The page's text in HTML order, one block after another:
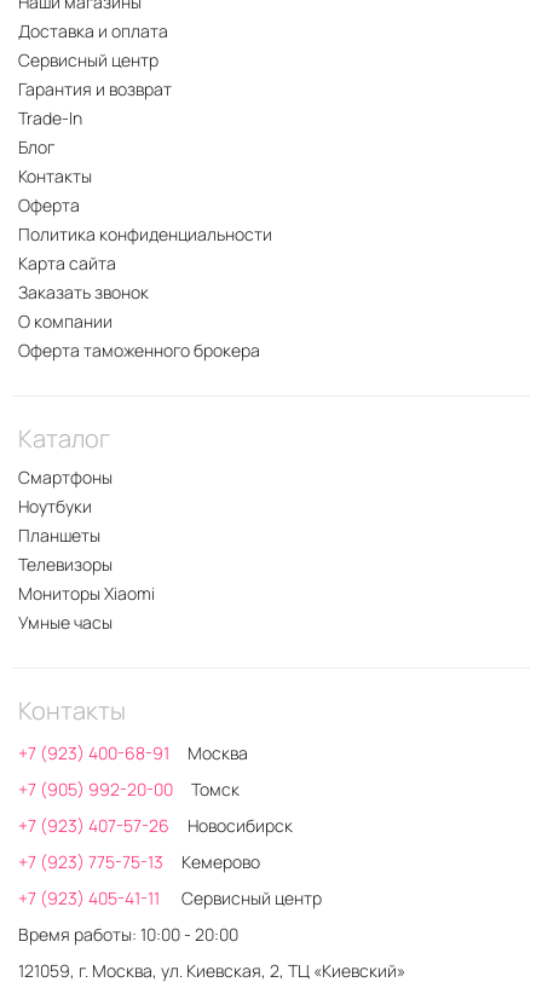
Доставка и оплата
Сервисный центр
Гарантия и возврат
Trade-In
Блог
Контакты
Оферта
Политика конфиденциальности
Карта сайта
Заказать звонок
О компании
Оферта таможенного брокера
Каталог
Смартфоны
Ноутбуки
Планшеты
Телевизоры
Мониторы Xiaomi
Умные часы
Контакты
+7 (923) 400-68-91
Москва
+7 (905) 992-20-00
Томск
+7 (923) 407-57-26
Новосибирск
+7 (923) 775-75-13
Кемерово
+7 (923) 405-41-11
Сервисный центр
Время работы: 10:00 - 20:00
121059, г. Москва, ул. Киевская, 2, ТЦ «Киевский»